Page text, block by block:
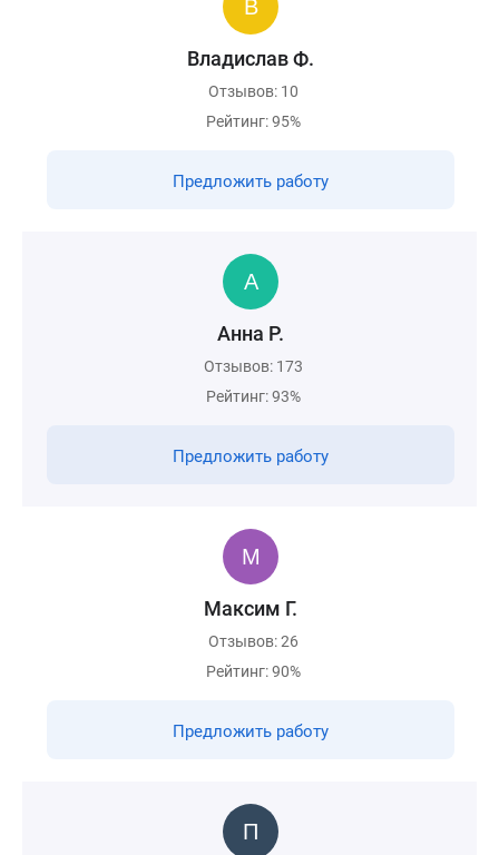
Владислав Ф.
Отзывов: 10
Рейтинг: 95%
Предложить работу
Анна Р.
Отзывов: 173
Рейтинг: 93%
Предложить работу
Максим Г.
Отзывов: 26
Рейтинг: 90%
Предложить работу